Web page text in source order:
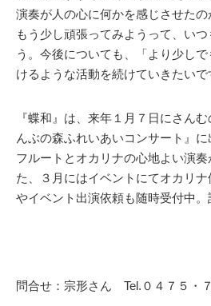
演奏が人の心に何かを感じさせたの
もう少し頑張ってみようって、い
う。今後についても、「より少し
けるような活動を続けていきたいで
『蝶和』は、来年１月７日にさん
んぶの森ふれいあいコンサート』に
フルートとオカリナの心地よい演
た、３月にはイベントにてオカリ
やイベント出演依頼も随時受付中。
問合せ：宗形さん Tel.０４７５・